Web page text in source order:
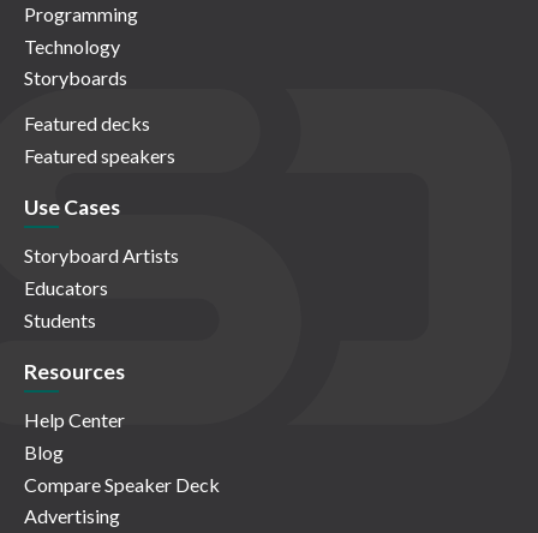
Programming
Technology
Storyboards
Featured decks
Featured speakers
Use Cases
Storyboard Artists
Educators
Students
Resources
Help Center
Blog
Compare Speaker Deck
Advertising